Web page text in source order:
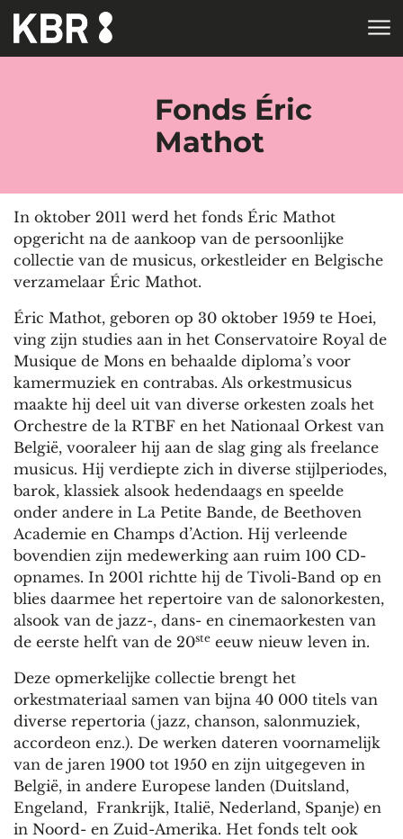
Skip to main content
Fonds Éric
Mathot
In oktober 2011 werd het fonds Éric Mathot
opgericht na de aankoop van de persoonlijke
collectie van de musicus, orkestleider en Belgische
verzamelaar Éric Mathot.
Éric Mathot, geboren op 30 oktober 1959 te Hoei,
ving zijn studies aan in het Conservatoire Royal de
Musique de Mons en behaalde diploma’s voor
kamermuziek en contrabas. Als orkestmusicus
maakte hij deel uit van diverse orkesten zoals het
Orchestre de la RTBF en het Nationaal Orkest van
België, vooraleer hij aan de slag ging als freelance
musicus. Hij verdiepte zich in diverse stijlperiodes,
barok, klassiek alsook hedendaags en speelde
onder andere in La Petite Bande, de Beethoven
Academie en Champs d’Action. Hij verleende
bovendien zijn medewerking aan ruim 100 CD-
opnames. In 2001 richtte hij de Tivoli-Band op en
blies daarmee het repertoire van de salonorkesten,
alsook van de jazz-, dans- en cinemaorkesten van
de eerste helft van de 20ste eeuw nieuw leven in.
Deze opmerkelijke collectie brengt het
orkestmateriaal samen van bijna 40 000 titels van
diverse repertoria (jazz, chanson, salonmuziek,
accordeon enz.). De werken dateren voornamelijk
van de jaren 1900 tot 1950 en zijn uitgegeven in
België, in andere Europese landen (Duitsland,
Engeland, Frankrijk, Italië, Nederland, Spanje) en
in Noord- en Zuid-Amerika. Het fonds telt ook